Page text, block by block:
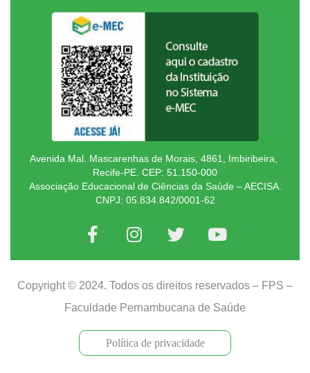
Avenida Mal. Mascarenhas de Morais, 4861, Imbiribeira,
Recife-PE. CEP: 51.150-000
Associação Educacional de Ciências da Saúde – AECISA.
CNPJ: 05.834.842/0001-62
Copyright © 2024. Todos os direitos reservados – FPS –
Faculdade Pernambucana de Saúde
Política de privacidade